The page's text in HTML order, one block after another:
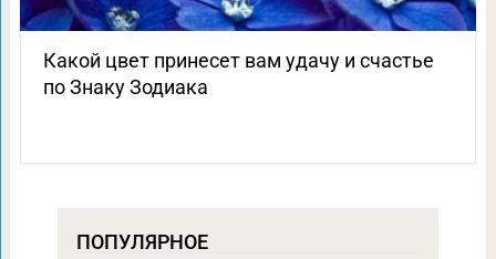
Какой цвет принесет вам удачу и счастье
по Знаку Зодиака
ПОПУЛЯРНОЕ